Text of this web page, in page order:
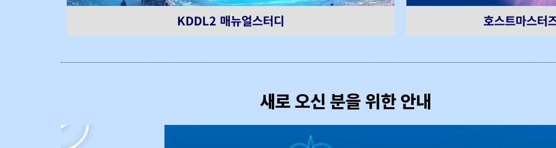
KDDL2 매뉴얼스터디 호스트마스터
새로 오신 분을 위한 안내